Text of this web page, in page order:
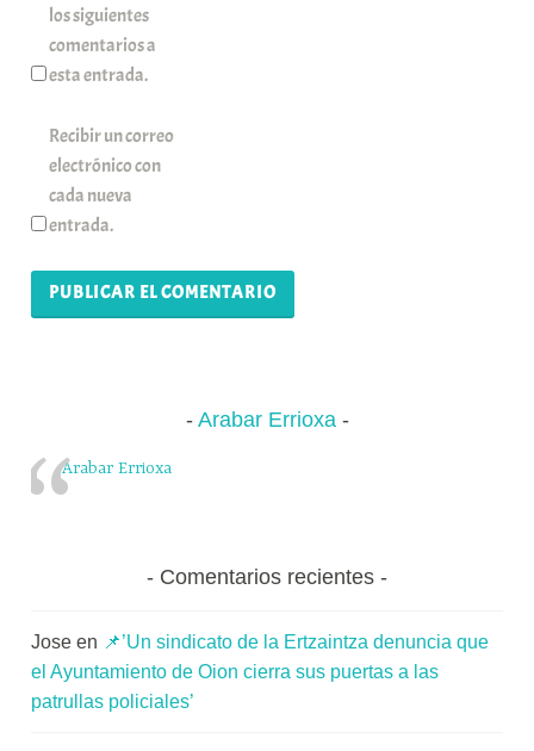
los siguientes
comentarios a
esta entrada.
Recibir un correo
electrónico con
cada nueva
entrada.
Arabar Errioxa
Arabar Errioxa
Comentarios recientes
Jose en 📌’Un sindicato de la Ertzaintza denuncia que
el Ayuntamiento de Oion cierra sus puertas a las
patrullas policiales’